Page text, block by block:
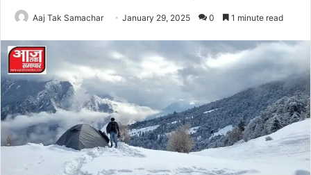
Aaj Tak Samachar January 29, 2025 0 1 minute read